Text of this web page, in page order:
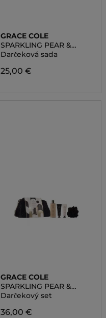
GRACE COLE
SPARKLING PEAR &
NECTARINE BLOSSOM
LAVISH SET
Darčeková sada
25,00 €
GRACE COLE
SPARKLING PEAR &
NECTARINE BLOSSOM
Darčekový set
36,00 €